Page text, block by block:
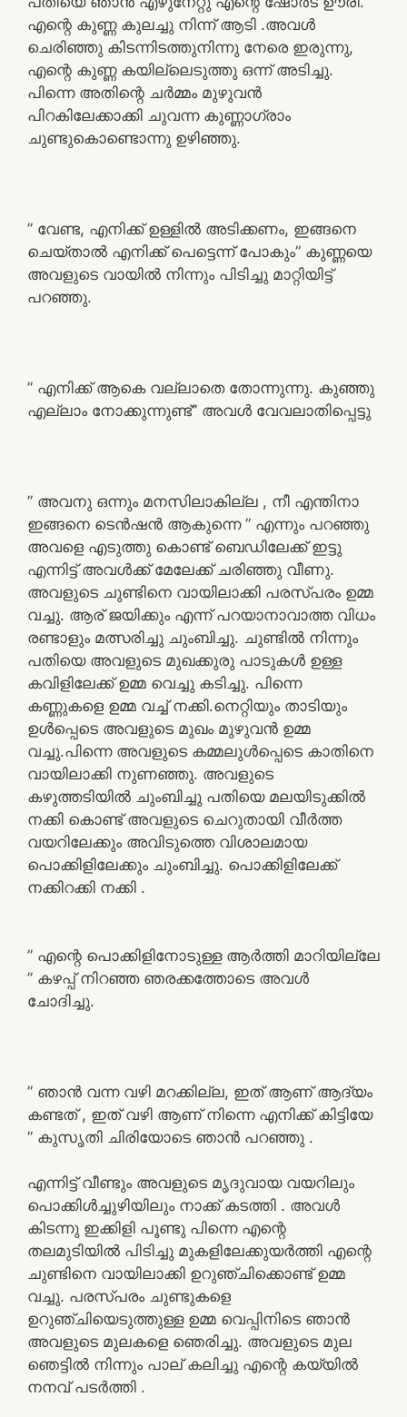
എന്റെ കുണ്ണ കുലച്ചു നിന്ന് ആടി .അവൾ
ചെരിഞ്ഞു കിടന്നിടത്തുനിന്നു നേരെ ഇരുന്നു,
എന്റെ കുണ്ണ കയില്ലെടുത്തു ഒന്ന് അടിച്ചു.
പിന്നെ അതിന്റെ ചർമ്മം മുഴുവൻ
പിറകിലേക്കാക്കി ചുവന്ന കുണ്ണാഗ്രാം
ചുണ്ടുകൊണ്ടൊന്നു ഉഴിഞ്ഞു.
” വേണ്ട, എനിക്ക് ഉള്ളിൽ അടിക്കണം, ഇങ്ങനെ
ചെയ്താൽ എനിക്ക് പെട്ടെന്ന് പോകും” കുണ്ണയെ
അവളുടെ വായിൽ നിന്നും പിടിച്ചു മാറ്റിയിട്ട്
പറഞ്ഞു.
” എനിക്ക് ആകെ വല്ലാതെ തോന്നുന്നു. കുഞ്ഞു
എല്ലാം നോക്കുന്നുണ്ട്” അവൾ വേവലാതിപ്പെട്ടു
” അവനു ഒന്നും മനസിലാകില്ല , നീ എന്തിനാ
ഇങ്ങനെ ടെൻഷൻ ആകുന്നെ ” എന്നും പറഞ്ഞു
അവളെ എടുത്തു കൊണ്ട് ബെഡിലേക്ക് ഇട്ടു
എന്നിട്ട് അവൾക്ക് മേലേക്ക് ചരിഞ്ഞു വീണു.
അവളുടെ ചുണ്ടിനെ വായിലാക്കി പരസ്പരം ഉമ്മ
വച്ചു. ആര് ജയിക്കും എന്ന് പറയാനാവാത്ത വിധം
രണ്ടാളും മത്സരിച്ചു ചുംബിച്ചു. ചുണ്ടിൽ നിന്നും
പതിയെ അവളുടെ മുഖക്കുരു പാടുകൾ ഉള്ള
കവിളിലേക്ക് ഉമ്മ വെച്ചു കടിച്ചു. പിന്നെ
കണ്ണുകളെ ഉമ്മ വച്ച് നക്കി.നെറ്റിയും താടിയും
ഉൾപ്പെടെ അവളുടെ മുഖം മുഴുവൻ ഉമ്മ
വച്ചു.പിന്നെ അവളുടെ കമ്മലുൾപ്പെടെ കാതിനെ
വായിലാക്കി നുണഞ്ഞു. അവളുടെ
കഴുത്തടിയിൽ ചുംബിച്ചു പതിയെ മലയിടുക്കിൽ
നക്കി കൊണ്ട് അവളുടെ ചെറുതായി വീർത്ത
വയറിലേക്കും അവിടുത്തെ വിശാലമായ
പൊക്കിളിലേക്കും ചുംബിച്ചു. പൊക്കിളിലേക്ക്
നക്കിറക്കി നക്കി .
” എന്റെ പൊക്കിളിനോടുള്ള ആർത്തി മാറിയില്ലേ
” കഴപ്പ് നിറഞ്ഞ ഞരക്കത്തോടെ അവൾ
ചോദിച്ചു.
” ഞാൻ വന്ന വഴി മറക്കില്ല, ഇത് ആണ് ആദ്യം
കണ്ടത് , ഇത് വഴി ആണ് നിന്നെ എനിക്ക് കിട്ടിയേ
” കുസൃതി ചിരിയോടെ ഞാൻ പറഞ്ഞു .
എന്നിട്ട് വീണ്ടും അവളുടെ മൃദുവായ വയറിലും
പൊക്കിൾച്ചുഴിയിലും നാക്ക് കടത്തി . അവൾ
കിടന്നു ഇക്കിളി പൂണ്ടു പിന്നെ എന്റെ
തലമുടിയിൽ പിടിച്ചു മുകളിലേക്കുയർത്തി എന്റെ
ചുണ്ടിനെ വായിലാക്കി ഉറുഞ്ചിക്കൊണ്ട് ഉമ്മ
വച്ചു. പരസ്പരം ചുണ്ടുകളെ
ഉറുഞ്ചിയെടുത്തുള്ള ഉമ്മ വെപ്പിനിടെ ഞാൻ
അവളുടെ മുലകളെ ഞെരിച്ചു. അവളുടെ മുല
ഞെട്ടിൽ നിന്നും പാല് കലിച്ചു എന്റെ കയ്യിൽ
നനവ് പടർത്തി .